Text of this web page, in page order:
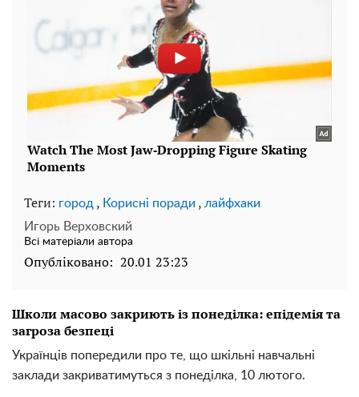
Теги: город , Корисні поради , лайфхаки
Игорь Верховский
Всі матеріали автора
Опубліковано: 20.01 23:23
Школи масово закриють із понеділка: епідемія та
загроза безпеці
Українців попередили про те, що шкільні навчальні
заклади закриватимуться з понеділка, 10 лютого.